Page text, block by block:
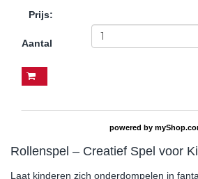
Prijs:
Aantal
powered by
Rollenspel – Creatief Spel voor
Laat kinderen zich onderdompelen in